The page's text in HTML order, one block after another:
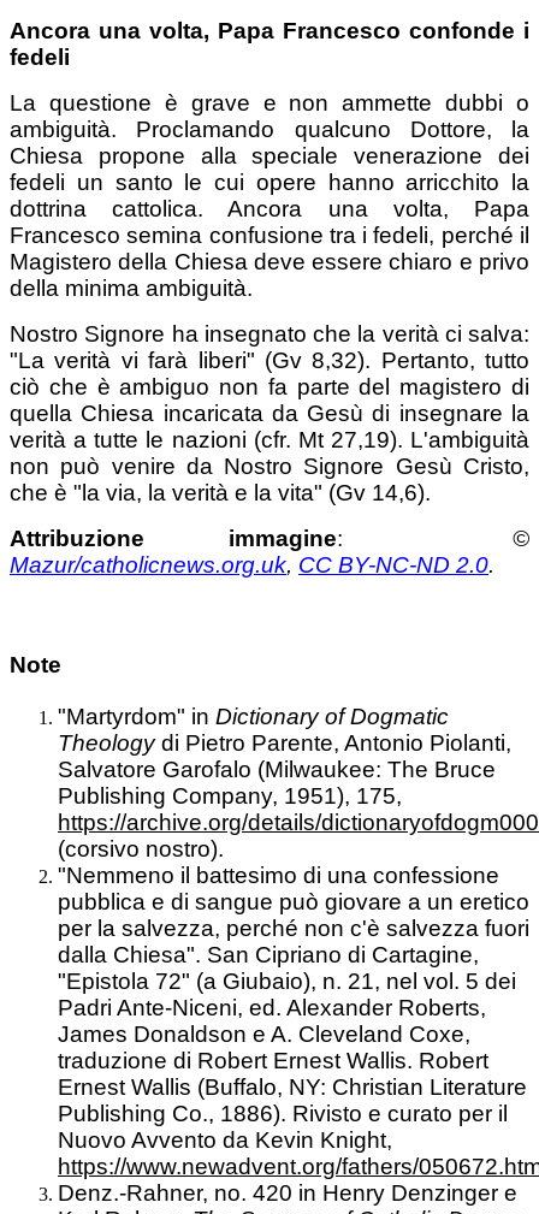
Ancora una volta, Papa Francesco confonde i
fedeli
La questione è grave e non ammette dubbi o
ambiguità. Proclamando qualcuno Dottore, la
Chiesa propone alla speciale venerazione dei
fedeli un santo le cui opere hanno arricchito la
dottrina cattolica. Ancora una volta, Papa
Francesco semina confusione tra i fedeli, perché il
Magistero della Chiesa deve essere chiaro e privo
della minima ambiguità.
Nostro Signore ha insegnato che la verità ci salva:
"La verità vi farà liberi" (Gv 8,32). Pertanto, tutto
ciò che è ambiguo non fa parte del magistero di
quella Chiesa incaricata da Gesù di insegnare la
verità a tutte le nazioni (cfr. Mt 27,19). L'ambiguità
non può venire da Nostro Signore Gesù Cristo,
che è "la via, la verità e la vita" (Gv 14,6).
Attribuzione immagine:
©
Mazur/catholicnews.org.uk, CC BY-NC-ND 2.0.
Note
"Martyrdom" in Dictionary of Dogmatic
Theologydi Pietro Parente, Antonio Piolanti,
Salvatore Garofalo (Milwaukee: The Bruce
Publishing Company, 1951), 175,
https://archive.org/details/
(corsivo nostro).
"Nemmeno il battesimo di una confessione
pubblica e di sangue può giovare a un eretico
per la salvezza, perché non c'è salvezza fuori
dalla Chiesa". San Cipriano di Cartagine,
"Epistola 72" (a Giubaio), n. 21, nel vol. 5 dei
Padri Ante-Niceni, ed. Alexander Roberts,
James Donaldson e A. Cleveland Coxe,
traduzione di Robert Ernest Wallis. Robert
Ernest Wallis (Buffalo, NY: Christian Literature
Publishing Co., 1886). Rivisto e curato per il
Nuovo Avvento da Kevin Knight,
https://www.newadvent.org/fathers/
Denz.-Rahner, no. 420 in Henry Denzinger e